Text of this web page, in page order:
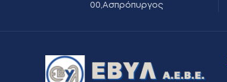
00,Ασπρόπυργος